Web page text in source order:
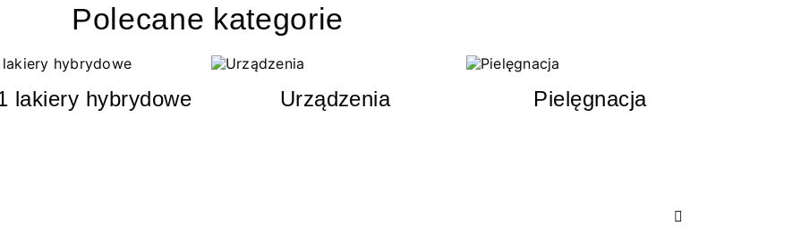
Polecane kategorie
lakiery hybrydowe Urządzenia Pielęgnacja